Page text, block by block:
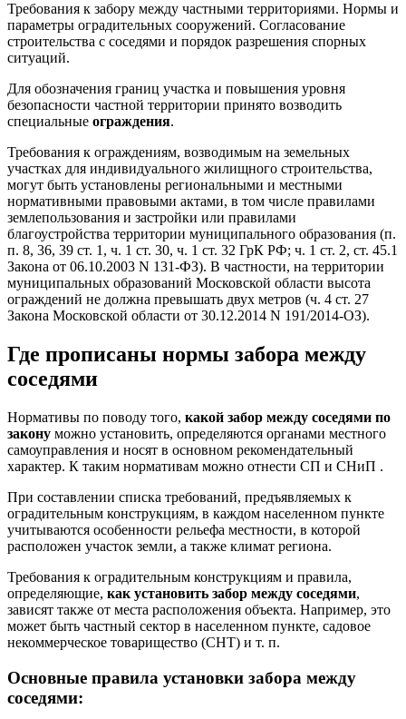
Требования к забору между частными территориями. Нормы и
параметры оградительных сооружений. Согласование
строительства с соседями и порядок разрешения спорных
ситуаций.
Для обозначения границ участка и повышения уровня
безопасности частной территории принято возводить
специальные ограждения.
Требования к ограждениям, возводимым на земельных
участках для индивидуального жилищного строительства,
могут быть установлены региональными и местными
нормативными правовыми актами, в том числе правилами
землепользования и застройки или правилами
благоустройства территории муниципального образования (п.
п. 8, 36, 39 ст. 1, ч. 1 ст. 30, ч. 1 ст. 32 ГрК РФ; ч. 1 ст. 2, ст. 45.1
Закона от 06.10.2003 N 131-ФЗ). В частности, на территории
муниципальных образований Московской области высота
ограждений не должна превышать двух метров (ч. 4 ст. 27
Закона Московской области от 30.12.2014 N 191/2014-ОЗ).
Где прописаны нормы забора между
соседями
Нормативы по поводу того, какой забор между соседями по
закону можно установить, определяются органами местного
самоуправления и носят в основном рекомендательный
характер. К таким нормативам можно отнести СП и СНиП .
При составлении списка требований, предъявляемых к
оградительным конструкциям, в каждом населенном пункте
учитываются особенности рельефа местности, в которой
расположен участок земли, а также климат региона.
Требования к оградительным конструкциям и правила,
определяющие, как установить забор между соседями,
зависят также от места расположения объекта. Например, это
может быть частный сектор в населенном пункте, садовое
некоммерческое товарищество (СНТ) и т. п.
Основные правила установки забора между
соседями: